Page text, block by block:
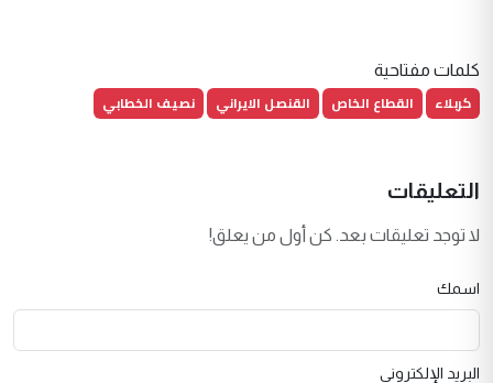
كلمات مفتاحية
كربلاء القطاع الخاص القنصل الايراني نصيف الخطابي
التعليقات
لا توجد تعليقات بعد. كن أول من يعلق!
اسمك
البريد الإلكتروني